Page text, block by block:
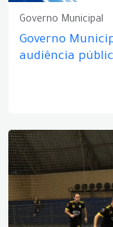
Governo Municipal
Governo
audiência